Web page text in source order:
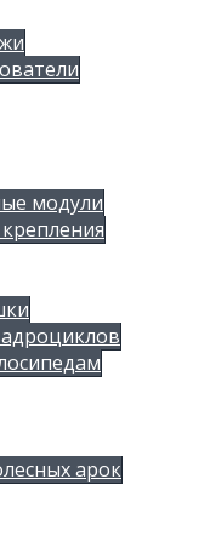
модули
арок